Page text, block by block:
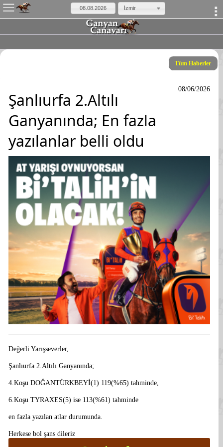
İzmir
Tüm Haberler
08/06/2026
Şanlıurfa 2.Altılı
Ganyanında; En fazla
yazılanlar belli oldu
Değerli Yarışseverler,
Şanlıurfa 2.Altılı Ganyanında;
4.Koşu DOĞANTÜRKBEYİ(1) 119(%65) tahminde,
6.Koşu TYRAXES(5) ise 113(%61) tahminde
en fazla yazılan atlar durumunda.
Herkese bol şans dileriz
×